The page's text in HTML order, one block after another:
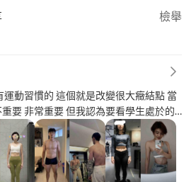
檢舉
動習慣的 這個就是改變很大癥結點 當
要 非常重要 但我認為要看學生處於的
沒有運動習慣」 我覺得要解決這個非
知道 所以我就從我的引導改起 不會在
溝通 讓他們更厭惡 而是盡可能耐心的
的原因 當然不是每次都有用 所以每次